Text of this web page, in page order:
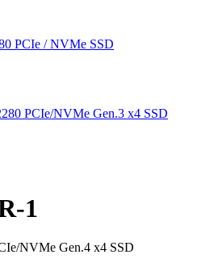
PCIe / NVMe SSD
PCIe/NVMe Gen.3 x4 SSD
1
NVMe Gen.4 x4 SSD